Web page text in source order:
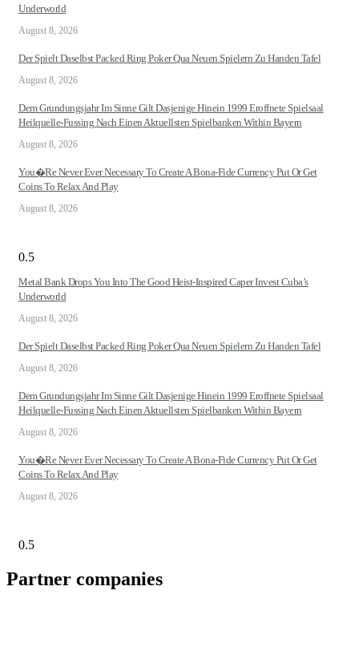
Underworld
August 8, 2026
Der Spielt Daselbst Packed Ring Poker Qua Neuen Spielern Zu Handen Tafel
August 8, 2026
Dem Grundungsjahr Im Sinne Gilt Dasjenige Hinein 1999 Eroffnete Spielsaal
Heilquelle-Fussing Nach Einen Aktuellsten Spielbanken Within Bayern
August 8, 2026
You�re Never Ever Necessary To Create A Bona-Fide Currency Put Or Get
Coins To Relax And Play
August 8, 2026
Metal Bank Drops You Into The Good Heist-Inspired Caper Invest Cuba’s
Underworld
August 8, 2026
Der Spielt Daselbst Packed Ring Poker Qua Neuen Spielern Zu Handen Tafel
August 8, 2026
Dem Grundungsjahr Im Sinne Gilt Dasjenige Hinein 1999 Eroffnete Spielsaal
Heilquelle-Fussing Nach Einen Aktuellsten Spielbanken Within Bayern
August 8, 2026
You�re Never Ever Necessary To Create A Bona-Fide Currency Put Or Get
Coins To Relax And Play
August 8, 2026
Partner companies